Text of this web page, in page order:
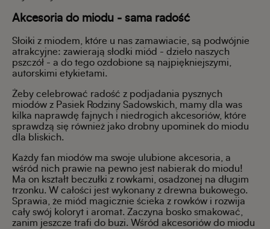
Akcesoria do miodu - sama radość
Słoiki z miodem, które u nas zamawiacie, są podwójnie
atrakcyjne: zawierają słodki miód - dzieło naszych
pszczół - a do tego ozdobione są najpiękniejszymi,
autorskimi etykietami.
Żeby celebrować radość z podjadania pysznych
miodów z Pasiek Rodziny Sadowskich, mamy dla was
kilka naprawdę fajnych i niedrogich akcesoriów, które
sprawdzą się również jako drobny upominek do miodu
dla bliskich.
Każdy fan miodów ma swoje ulubione akcesoria, a
wśród nich prawie na pewno jest nabierak do miodu!
Ma on kształt beczułki z rowkami, osadzonej na długim
trzonku. W całości jest wykonany z drewna bukowego.
Sprawia, że miód magicznie ścieka z rowków i rozwija
cały swój koloryt i aromat. Zaczyna bosko smakować,
zanim jeszcze trafi do buzi. Wśród akcesoriów do miodu